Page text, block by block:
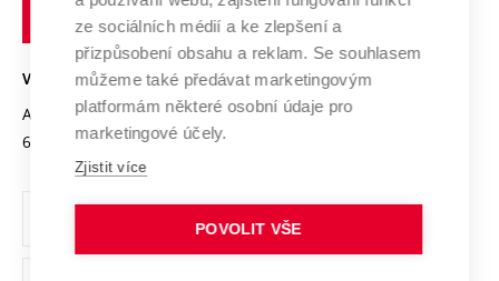
Open Science
Projekty
Projekty ze strukturálních fondů
Specifický výzkum
Mezinárodní dohody
Univerzitní sítě
Podnikavá univerzita / ContriBUTe
Bezpečná univerzita
Vyznamenání
Organizační struktura
Ochrana osobních údajů
technické
VYSOKÉ UČENÍ TECHNICKÉ V BRNĚ
Antonínská 548/1
602 00 Brno
www.vut.cz
vut@vutbr.cz
ze sociálních médií a ke zlepšení a
přizpůsobení obsahu a reklam. Se souhlasem
můžeme také předávat marketingovým
platformám některé osobní údaje pro
marketingové účely.
Zjistit více
POVOLIT VŠE